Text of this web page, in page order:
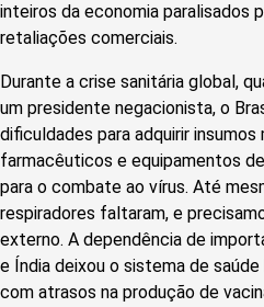
inteiros da economia paralisados
retaliações comerciais.
Durante a crise sanitária global,
um presidente negacionista, o
dificuldades para adquirir
farmacêuticos e equipamentos
para o combate ao vírus. Até
respiradores faltaram, e
externo. A dependência de
e Índia deixou o sistema de
com atrasos na produção de